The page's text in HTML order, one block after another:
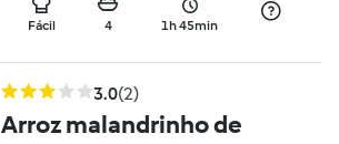
Fácil 4 1h 45min
3.0(2)
Arroz malandrinho de